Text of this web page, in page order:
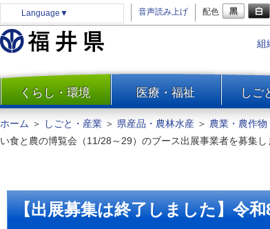
Language ▼ 音声読み上げ 配色
組
一覧
くらし・環境 医療・福祉 しご
防災
安全安心
住まい・土地
環境問題・廃棄物対策・リサ
ホーム ＞ しごと・産業 ＞ 県産品・農林水産 ＞ 農業・農作物
い食と農の博覧会（11/28～29）のブース出展事業者を募集し
【出展募集は終了しました】令